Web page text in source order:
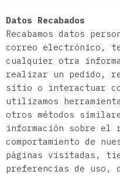
Datos Recabados
Recabamos datos
correo electrónico,
cualquier otra
realizar un pedido,
sitio o interactuar
utilizamos
otros métodos
información sobre el
comportamiento de
páginas visitadas,
preferencias de uso,